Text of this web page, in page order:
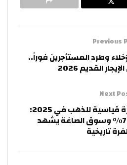
Previous
وطرد المستأجرين فوراً..
القديم 2026
Next
شعبه الذهب: قفزة قياسية للذهب في 2025:
الأونصة ترتفع 70% وسوق الصاغة يشهد
تاريخية